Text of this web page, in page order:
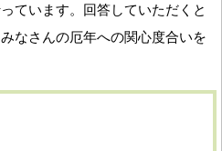
ています。回答していただくと
なさんの厄年への関心度合いを